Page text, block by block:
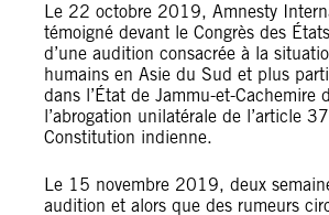
Le 22 octobre 2019, Amnesty
témoigné devant le Congrès des
d’une audition consacrée à la
humains en Asie du Sud et plus
dans l’État de Jammu-et-Cachemire
l’abrogation unilatérale de l’article
Constitution indienne.
Le 15 novembre 2019, deux
audition et alors que des rumeurs